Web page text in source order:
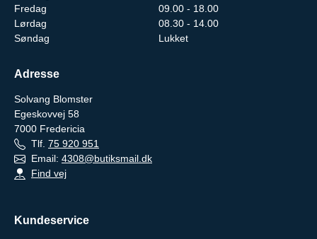
Fredag
09.00 - 18.00
Lørdag
08.30 - 14.00
Søndag
Lukket
Adresse
Solvang Blomster
Egeskovvej 58
7000 Fredericia
Tlf. 75 920 951
Email: 4308@butiksmail.dk
Find vej
Kundeservice